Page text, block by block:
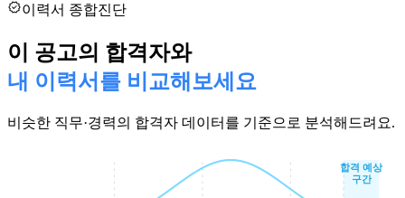
이력서 종합진단
이 공고의 합격자와
내 이력서를 비교해보세요
비슷한 직무·경력의 합격자 데이터를 기준으로 분석해드려요.
합격 예상
구간